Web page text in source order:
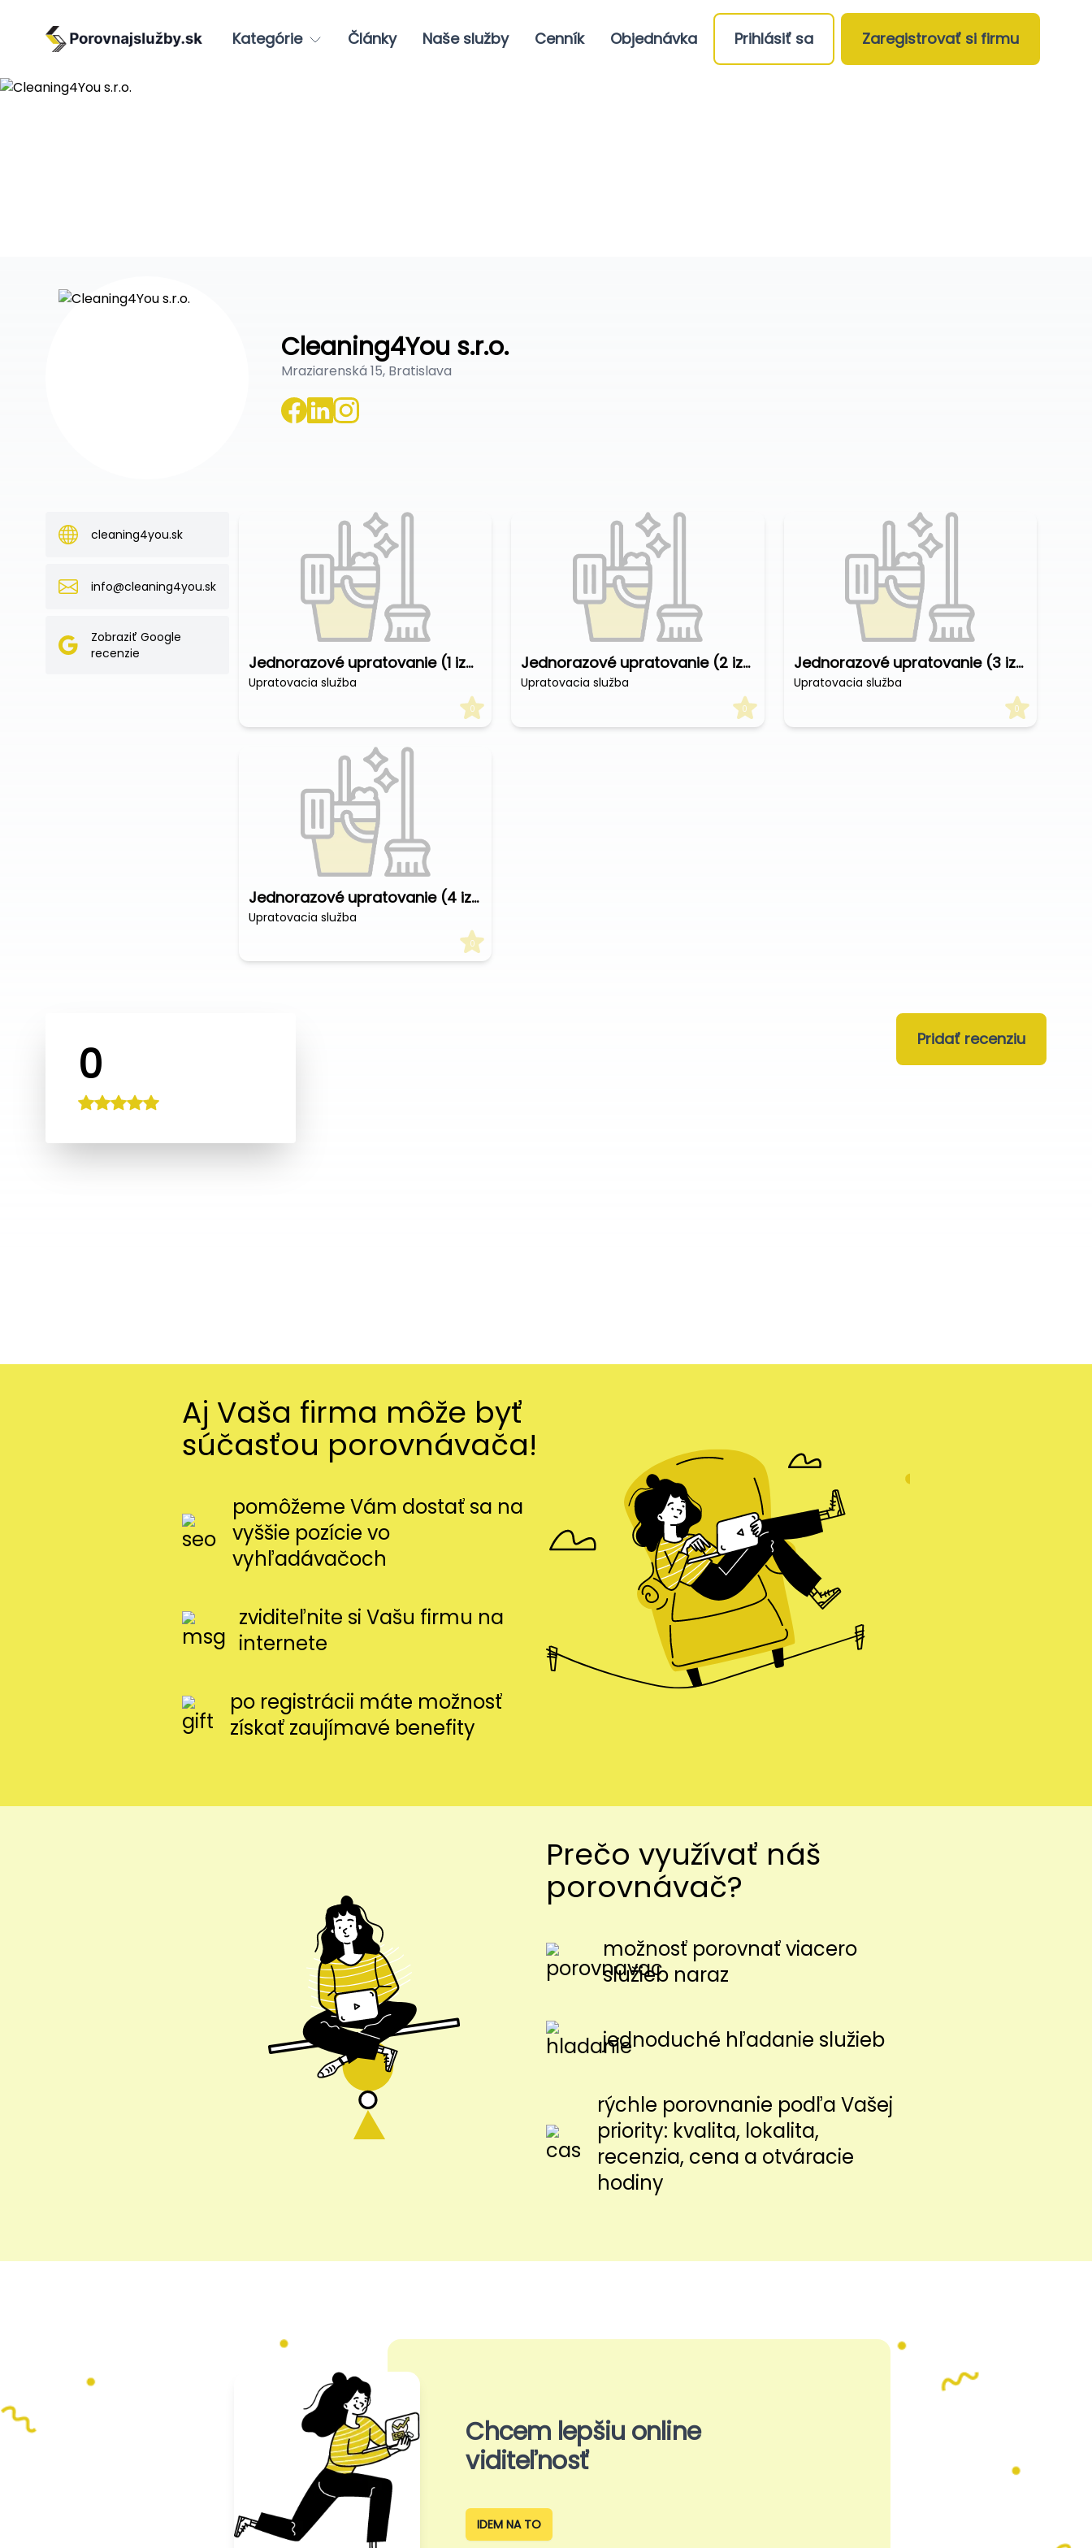
Kategórie Články Naše služby Cenník Objednávka Prihlásiť sa Zaregistrovať si firmu
Cleaning4You s.r.o.
Mraziarenská 15, Bratislava
cleaning4you.sk
info@cleaning4you.sk
Zobraziť Google
recenzie
Jednorazové upratovanie (1 izbový byt)
Upratovacia služba
0
Jednorazové upratovanie (2 izbový byt)
Upratovacia služba
0
Jednorazové upratovanie (3 izbový byt)
Upratovacia služba
0
Jednorazové upratovanie (4 izbový byt)
Upratovacia služba
0
0 Pridať recenziu
Aj Vaša firma môže byť
súčasťou porovnávača!
pomôžeme Vám dostať sa na
vyššie pozície vo
vyhľadávačoch
zviditeľnite si Vašu firmu na
internete
po registrácii máte možnosť
získať zaujímavé benefity
Prečo využívať náš
porovnávač?
možnosť porovnať viacero
služieb naraz
jednoduché hľadanie služieb
rýchle porovnanie podľa Vašej
priority: kvalita, lokalita,
recenzia, cena a otváracie
hodiny
Chcem lepšiu online
viditeľnosť
IDEM NA TO